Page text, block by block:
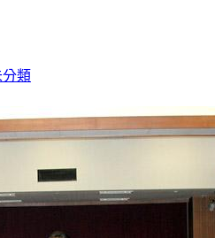
分類